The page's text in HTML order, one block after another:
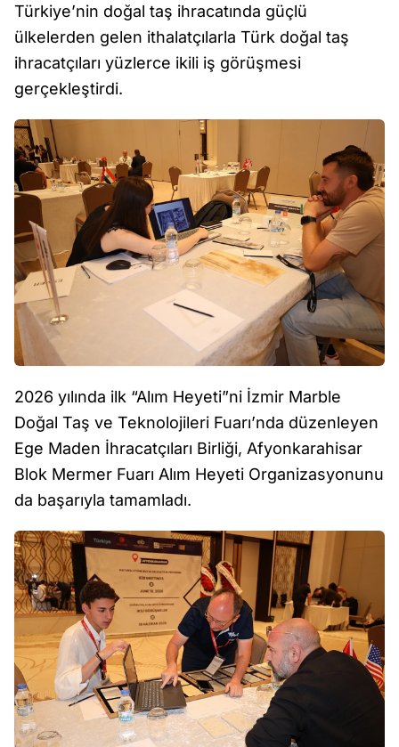
Türkiye’nin doğal taş ihracatında güçlü
ülkelerden gelen ithalatçılarla Türk doğal taş
ihracatçıları yüzlerce ikili iş görüşmesi
gerçekleştirdi.
2026 yılında ilk “Alım Heyeti”ni İzmir Marble
Doğal Taş ve Teknolojileri Fuarı’nda düzenleyen
Ege Maden İhracatçıları Birliği, Afyonkarahisar
Blok Mermer Fuarı Alım Heyeti Organizasyonunu
da başarıyla tamamladı.